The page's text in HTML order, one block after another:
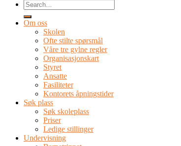
Om oss
Skolen
Ofte stilte spørsmål
Våre tre gylne regler
Organisasjonskart
Styret
Ansatte
Fasiliteter
Kontorets åpningstider
Søk plass
Søk skoleplass
Priser
Ledige stillinger
Undervisning